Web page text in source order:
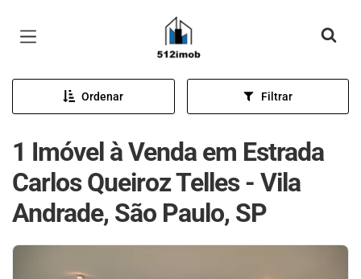
Página inicial
Ordenar Filtrar
1 Imóvel à Venda em Estrada
Carlos Queiroz Telles - Vila
Andrade, São Paulo, SP